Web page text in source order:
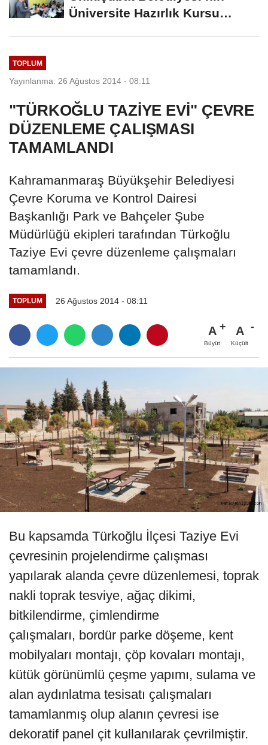
Üniversite Hazırlık Kursu
TOPLUM
Yayınlanma: 26 Ağustos 2014 - 08:11
"TÜRKOĞLU TAZİYE EVİ" ÇEVRE
DÜZENLEME ÇALIŞMASI
TAMAMLANDI
Kahramanmaraş Büyükşehir Belediyesi
Çevre Koruma ve Kontrol Dairesi
Başkanlığı Park ve Bahçeler Şube
Müdürlüğü ekipleri tarafından Türkoğlu
Taziye Evi çevre düzenleme çalışmaları
tamamlandı.
TOPLUM 26 Ağustos 2014 - 08:11
A
Büyüt
A
Küçült
Bu kapsamda Türkoğlu İlçesi Taziye Evi
çevresinin projelendirme çalışması
yapılarak alanda çevre düzenlemesi, toprak
nakli toprak tesviye, ağaç dikimi,
bitkilendirme, çimlendirme
çalışmaları, bordür parke döşeme, kent
mobilyaları montajı, çöp kovaları montajı,
kütük görünümlü çeşme yapımı, sulama ve
alan aydınlatma tesisatı çalışmaları
tamamlanmış olup alanın çevresi ise
dekoratif panel çit kullanılarak çevrilmiştir.